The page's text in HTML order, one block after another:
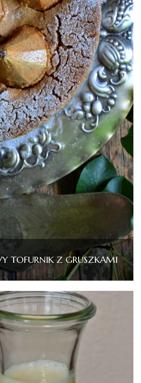
TOFURNIK Z GRUSZKAMI